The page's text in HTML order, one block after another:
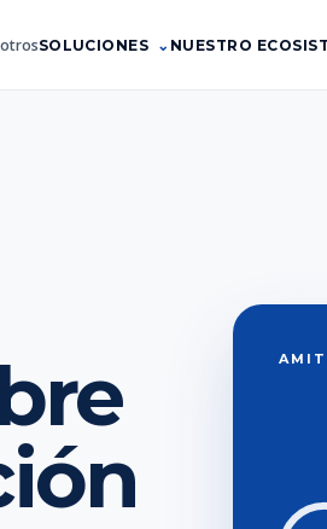
SOLUCIONES NUESTRO